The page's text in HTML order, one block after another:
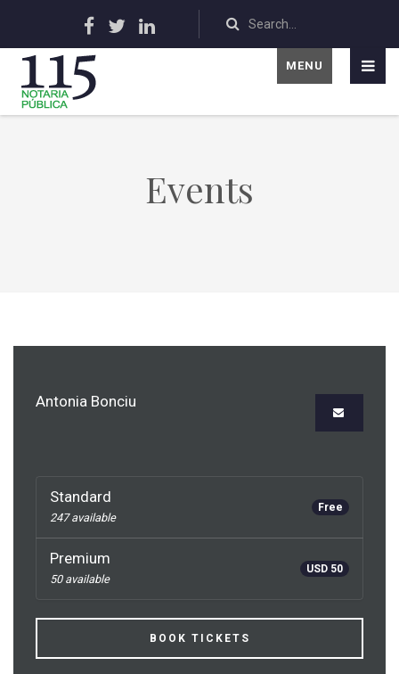
MENU
Events
Antonia Bonciu
Standard
247 available
Free
Premium
50 available
USD 50
BOOK TICKETS